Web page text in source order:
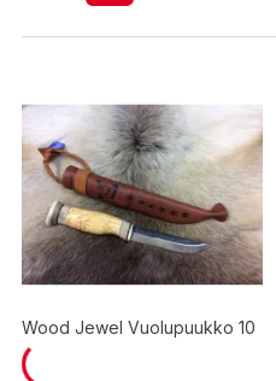
Wood Jewel Vuolupuukko 10